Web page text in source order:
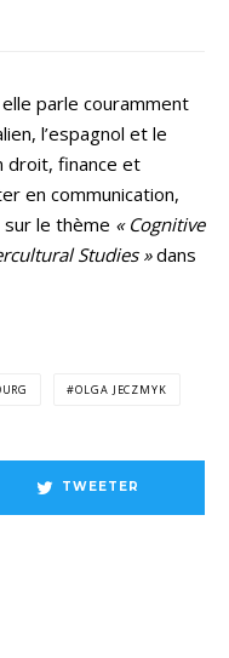
elle parle couramment
l’espagnol et le
droit, finance et
en communication,
le thème « Cognitive
Studies »dans
OLGA JECZMYK
TWEETER